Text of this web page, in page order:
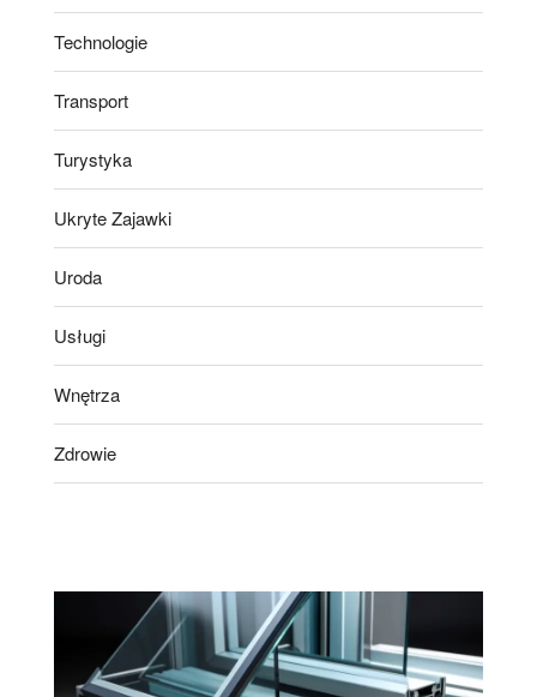
Technologie
Transport
Turystyka
Ukryte Zajawki
Uroda
Usługi
Wnętrza
Zdrowie